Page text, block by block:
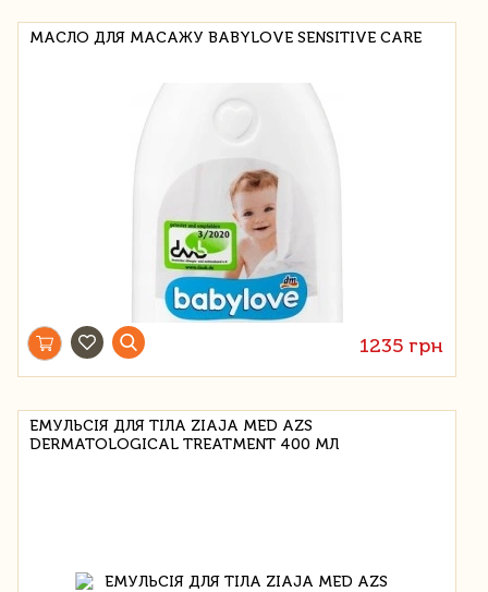
МАСЛО ДЛЯ МАСАЖУ BABYLOVE SENSITIVE CARE
1235 грн
ЕМУЛЬСІЯ ДЛЯ ТІЛА ZIAJA MED AZS
DERMATOLOGICAL TREATMENT 400 МЛ